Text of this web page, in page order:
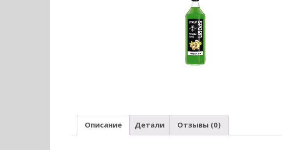
Описание Детали Отзывы (0)